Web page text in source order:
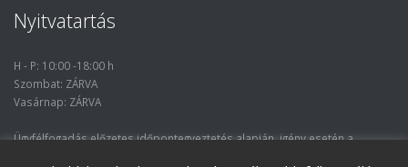
Nyitvatartás
H - P: 10:00 -18:00 h
Szombat: ZÁRVA
Vasárnap: ZÁRVA
Ügyfélfogadás előzetes időpontegyeztetés alapján, igény esetén a